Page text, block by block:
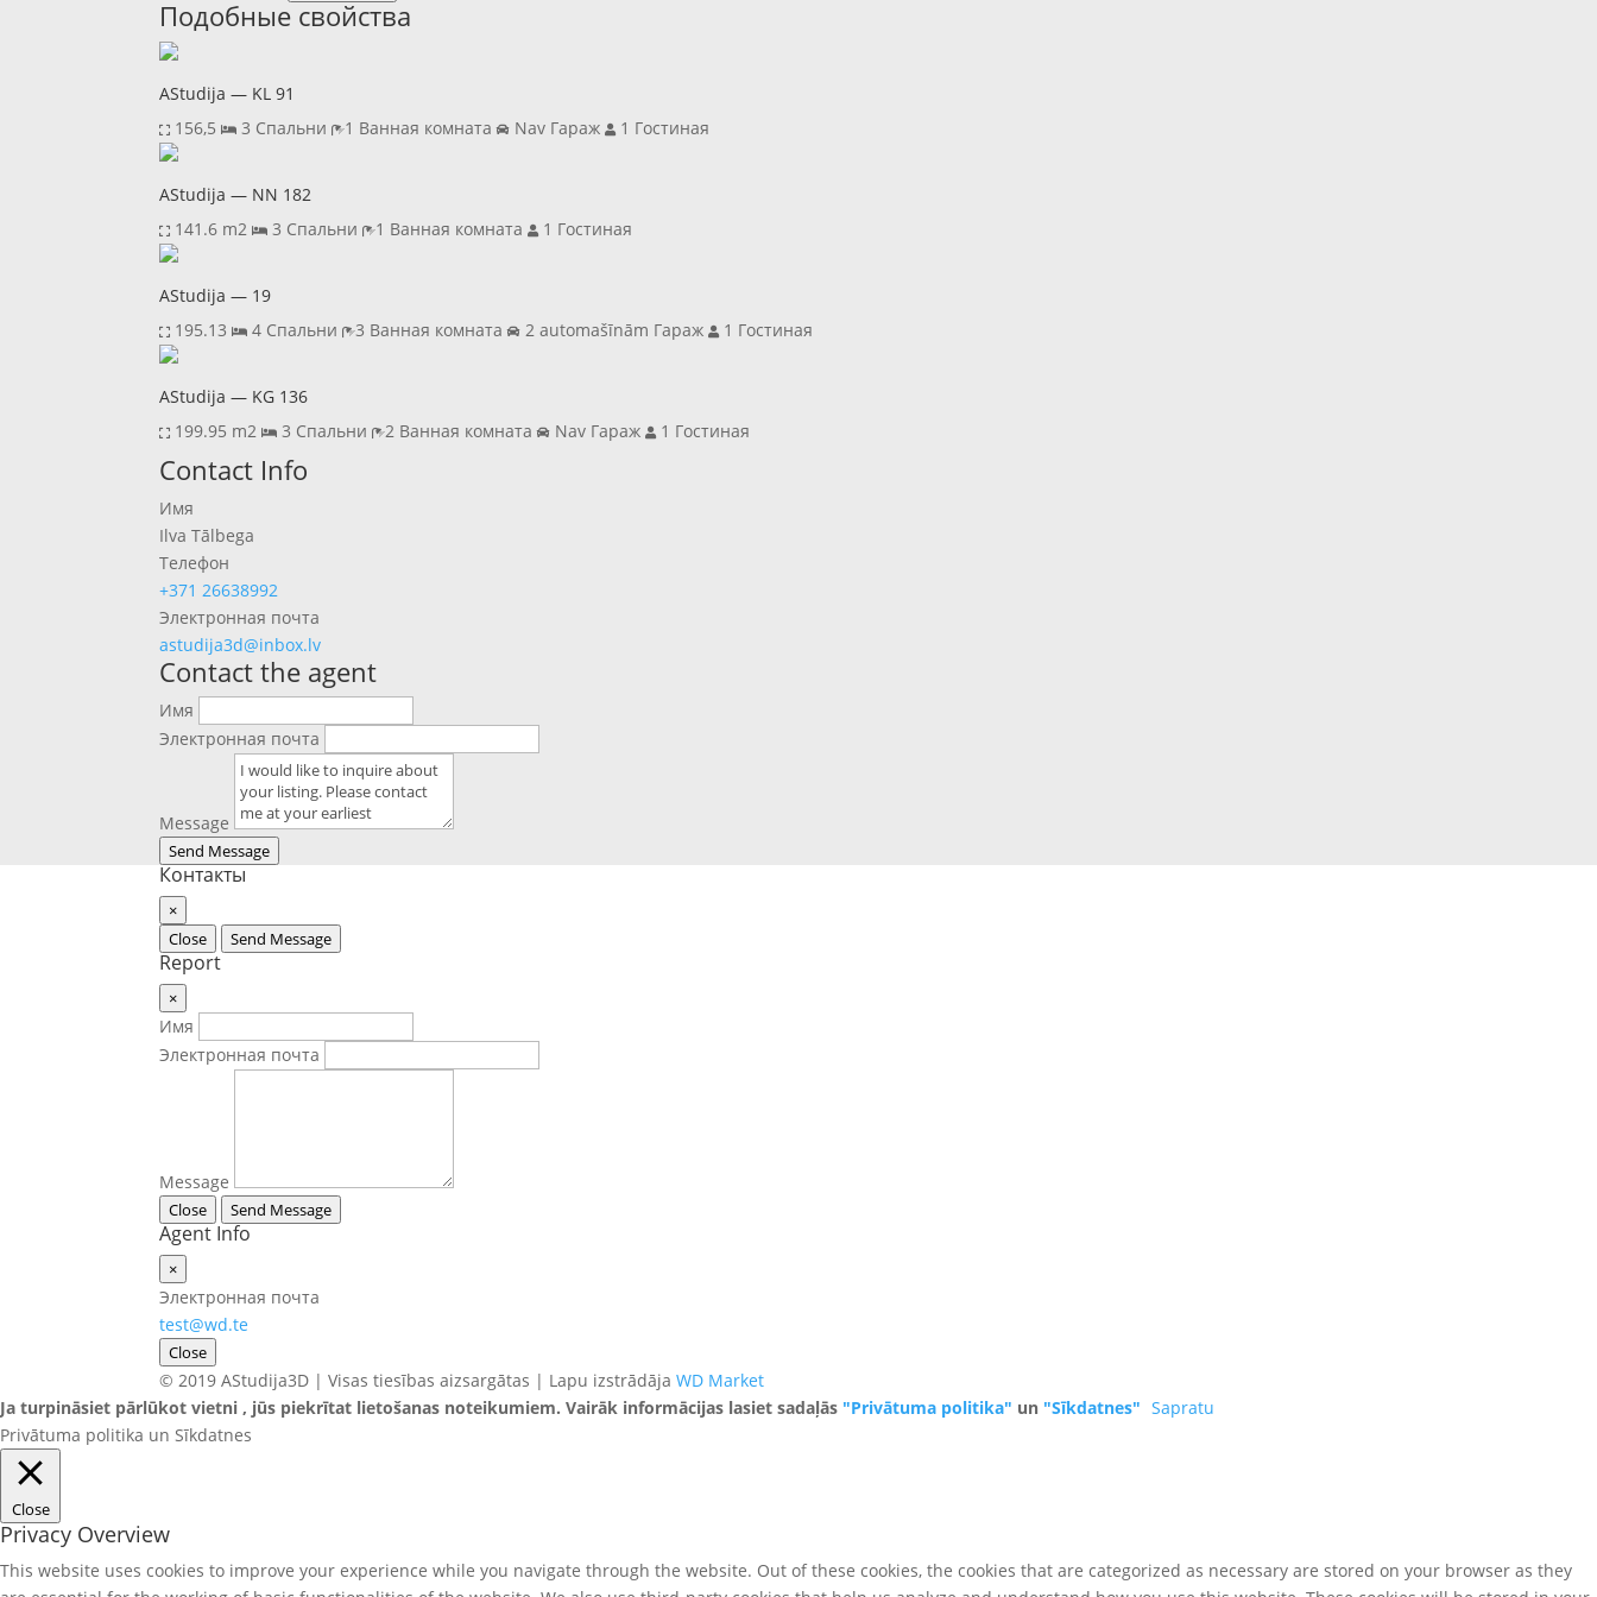
Подобные свойства
AStudija — KL 91
156,5
3 Спальни 1 Ванная комната Nav Гараж 1 Гостиная
AStudija — NN 182
141.6 m2
3 Спальни 1 Ванная комната 1 Гостиная
AStudija — 19
195.13
4 Спальни 3 Ванная комната 2 automašīnām Гараж 1 Гостиная
AStudija — KG 136
199.95 m2
3 Спальни 2 Ванная комната Nav Гараж
1 Гостиная
Previous
Next
Contact Info
Имя
Ilva Tālbega
Телефон
+371 26638992
Электронная почта
astudija3d@inbox.lv
Contact the agent
Имя
Электронная почта
Message
Send Message
Контакты
×
Close
Send Message
Report
×
Имя
Электронная почта
Message
Close Send Message
Agent Info
×
Электронная почта
test@wd.te
Close
© 2019 AStudija3D | Visas tiesības aizsargātas | Lapu izstrādājaWD Market
Ja turpināsiet pārlūkot vietni , jūs piekrītat lietošanas noteikumiem. Vairāk informācijas lasiet sadaļās "Privātuma politika" un "Sīkdatnes" Sapratu
Privātuma politika un Sīkdatnes
Close
Privacy Overview
This website uses cookies to improve your experience while you navigate through the website. Out of these cookies, the cookies that are categorized as necessary are stored on your browser as they